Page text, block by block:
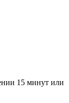
15 минут или